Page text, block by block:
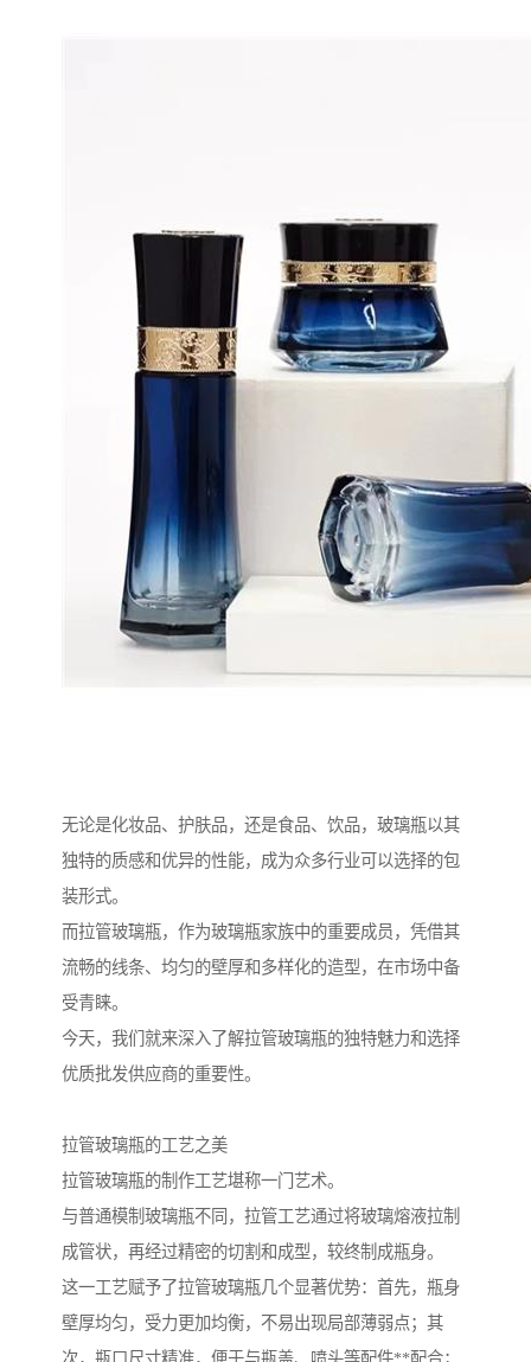
无论是化妆品、护肤品，还是食品、饮品，玻璃瓶以其
独特的质感和优异的性能，成为众多行业可以选择的包
装形式。
而拉管玻璃瓶，作为玻璃瓶家族中的重要成员，凭借其
流畅的线条、均匀的壁厚和多样化的造型，在市场中备
受青睐。
今天，我们就来深入了解拉管玻璃瓶的独特魅力和选择
优质批发供应商的重要性。
拉管玻璃瓶的工艺之美
拉管玻璃瓶的制作工艺堪称一门艺术。
与普通模制玻璃瓶不同，拉管工艺通过将玻璃熔液拉制
成管状，再经过精密的切割和成型，较终制成瓶身。
这一工艺赋予了拉管玻璃瓶几个显著优势：首先，瓶身
壁厚均匀，受力更加均衡，不易出现局部薄弱点；其